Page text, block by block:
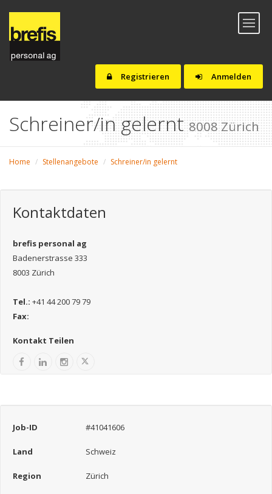
Anmelden
Registrieren
Toggle
Schreiner/in gelernt8008 Zürich
Home Stellenangebote Schreiner/in gelernt
Kontaktdaten
brefis personal ag
Badenerstrasse 333
8003 Zürich
Tel.: +41 44 200 79 79
Fax:
Kontakt Teilen
Job-ID #41041606
Land Schweiz
Region Zürich